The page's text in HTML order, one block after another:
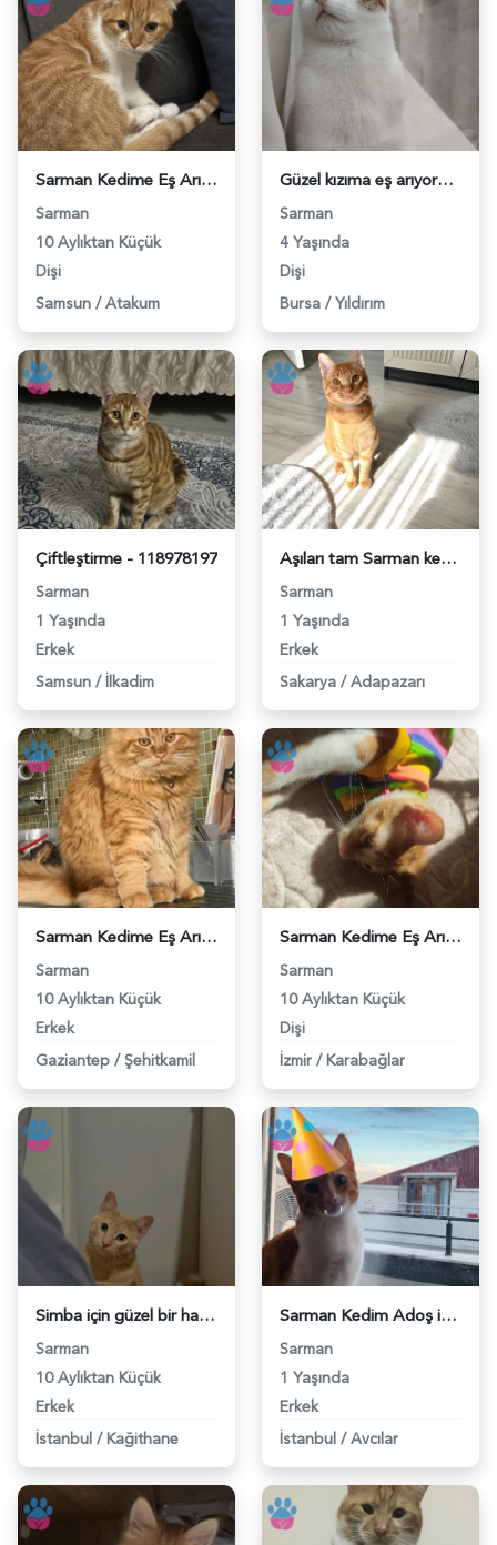
Sarman Kedime Eş Arıyorum - 118980235
Sarman
10 Aylıktan Küçük
Dişi
Samsun / Atakum
Güzel kızıma eş arıyorum - 118978695
Sarman
4 Yaşında
Dişi
Bursa / Yıldırım
Çiftleştirme - 118978197
Sarman
1 Yaşında
Erkek
Samsun / İlkadim
Aşıları tam Sarman kedimize eş arıyoruz - 118976145
Sarman
1 Yaşında
Erkek
Sakarya / Adapazarı
Sarman Kedime Eş Arıyorum 8 Aylık - 118974471
Sarman
10 Aylıktan Küçük
Erkek
Gaziantep / Şehitkamil
Sarman Kedime Eş Arıyorum - 118972777
Sarman
10 Aylıktan Küçük
Dişi
İzmir / Karabağlar
Simba için güzel bir hanimefendi - 118972685
Sarman
10 Aylıktan Küçük
Erkek
İstanbul / Kağithane
Sarman Kedim Adoş için Eş Arıyorum - 118971933
Sarman
1 Yaşında
Erkek
İstanbul / Avcılar